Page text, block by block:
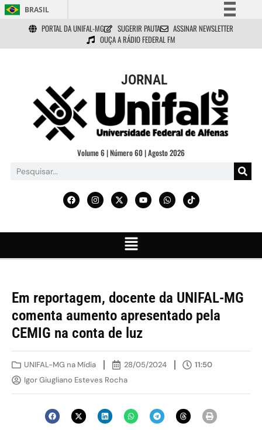
BRASIL
Simplifique!
Comunica BR
Acesso à informação
Legislação
Canais
PORTAL DA UNIFAL-MG SUGERIR PAUTA
ASSINAR NEWSLETTER
OUÇA A RÁDIO FEDERAL FM
JORNAL
Volume 6 | Número 60 | Agosto 2026
Em reportagem, docente da UNIFAL-MG
comenta aumento apresentado pela
CEMIG na conta de luz
UNIFAL-MG na Mídia 28/05/2024
11:50
Igor Giugliano Esteves Rocha